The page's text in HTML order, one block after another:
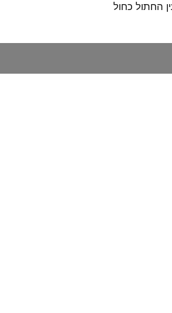
החתול כחול